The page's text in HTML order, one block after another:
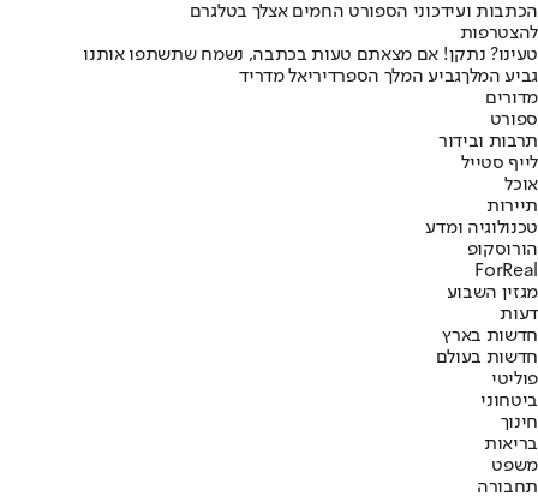
הכתבות ועידכוני הספורט החמים אצלך בטלגרם
להצטרפות
טעינו? נתקן! אם מצאתם טעות בכתבה, נשמח שתשתפו אותנו
גביע המלךגביע המלך הספרדיריאל מדריד
מדורים
ספורט
תרבות ובידור
לייף סטייל
אוכל
תיירות
טכנולוגיה ומדע
הורוסקופ
ForReal
מגזין השבוע
דעות
חדשות בארץ
חדשות בעולם
פוליטי
ביטחוני
חינוך
בריאות
משפט
תחבורה